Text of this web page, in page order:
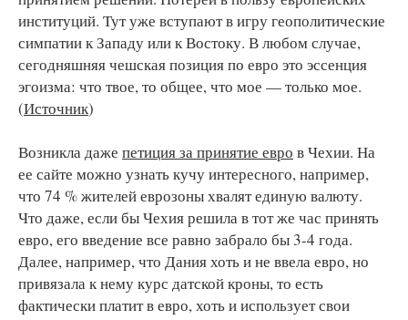
институций. Тут уже вступают в игру геополитические
симпатии к Западу или к Востоку. В любом случае,
сегодняшняя чешская позиция по евро это эссенция
эгоизма: что твое, то общее, что мое — только мое.
(Источник)
Возникла даже петиция за принятие евро в Чехии. На
ее сайте можно узнать кучу интересного, например,
что 74 % жителей еврозоны хвалят единую валюту.
Что даже, если бы Чехия решила в тот же час принять
евро, его введение все равно забрало бы 3-4 года.
Далее, например, что Дания хоть и не ввела евро, но
привязала к нему курс датской кроны, то есть
фактически платит в евро, хоть и использует свои